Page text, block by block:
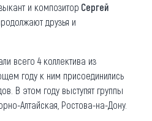
и композитор Сергей
друзья и
всего 4 коллектива из
году к ним присоединились
В этом году выступят группы
Алтайская, Ростова-на-Дону.